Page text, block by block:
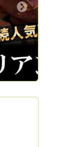
津々浦々
ており
園
るよう
な桃は
紅白の
きない